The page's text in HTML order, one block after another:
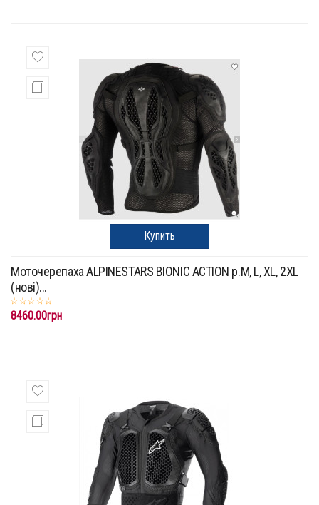
Купить
Моточерепаха ALPINESTARS BIONIC ACTION p.M, L, XL, 2XL
(нові)...
8460.00грн